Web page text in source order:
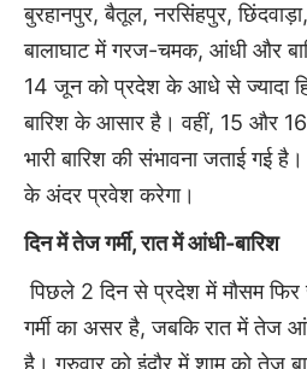
बुरहानपुर, बैतूल, नरसिंहपुर,
बालाघाट में गरज-चमक, आंधी और
14 जून को प्रदेश के आधे से ज्यादा
बारिश के आसार है। वहीं, 15 और 16
भारी बारिश की संभावना जताई गई है।
के अंदर प्रवेश करेगा।
दिन में तेज गर्मी, रात में आंधी-बारिश
पिछले 2 दिन से प्रदेश में मौसम फिर
गर्मी का असर है, जबकि रात में तेज
है। गुरुवार को इंदौर में शाम को तेज